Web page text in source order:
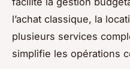
l’achat classique, la
plusieurs services
simplifie les opérations